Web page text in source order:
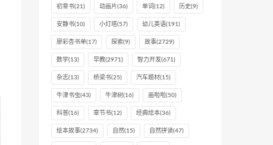
初章书(21) 动画片(36) 单词 (12) 历史(9)
安静书(10) 小灯塔(57) 幼儿英语(191)
廖彩杏书单(17) 探索(9) 故事(2729)
数学(13) 早教(2971) 智力开发(671)
杂志(13) 桥梁书(25) 汽车题材(15)
牛津书虫(43) 牛津树(16) 画啦啦(50)
科普(16) 章节书(12) 经典绘本(36)
绘本故事(2734) 自然(15) 自然拼读(47)